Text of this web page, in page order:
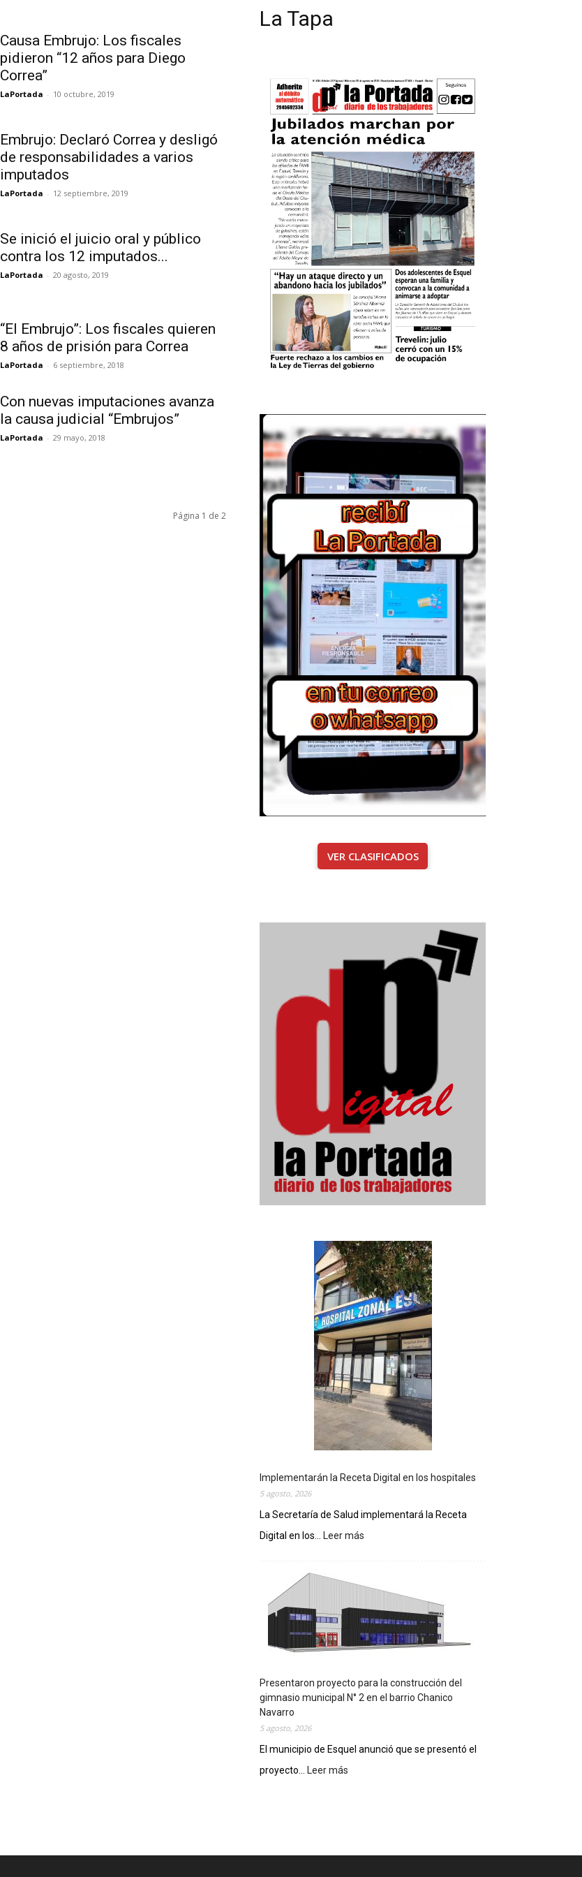
Causa Embrujo: Los fiscales
pidieron “12 años para Diego
Correa”
LaPortada - 10 octubre, 2019
Embrujo: Declaró Correa y desligó
de responsabilidades a varios
imputados
LaPortada - 12 septiembre, 2019
Se inició el juicio oral y público
contra los 12 imputados...
LaPortada - 20 agosto, 2019
“El Embrujo”: Los fiscales quieren
8 años de prisión para Correa
LaPortada - 6 septiembre, 2018
Con nuevas imputaciones avanza
la causa judicial “Embrujos”
LaPortada - 29 mayo, 2018
Página 1 de 2
La Tapa
VER CLASIFICADOS
Implementarán la Receta Digital en los hospitales
5 agosto, 2026
La Secretaría de Salud implementará la Receta
Digital en los...
Leer más
e
m
e
n
a
r
a
D
Presentaron proyecto para la construcción del
gimnasio municipal N° 2 en el barrio Chanico
Navarro
5 agosto, 2026
El municipio de Esquel anunció que se presentó el
proyecto...
Leer más
n